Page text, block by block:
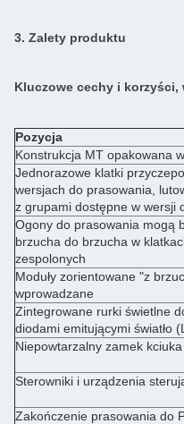
3. Zalety produktu
Kluczowe cechy i
Pozycja
Konstrukcja MT opakowana
Jednorazowe klatki
wersjach do prasowania,
z grupami dostępne w wersji
Ogony do prasowania mogą
brzucha do brzucha w
zespolonych
Moduły zorientowane "z
wprowadzane
Zintegrowane rurki świetlne
diodami emitującymi światło
Niepowtarzalny zamek kciuka
Sterowniki i urządzenia
Zakończenie prasowania do